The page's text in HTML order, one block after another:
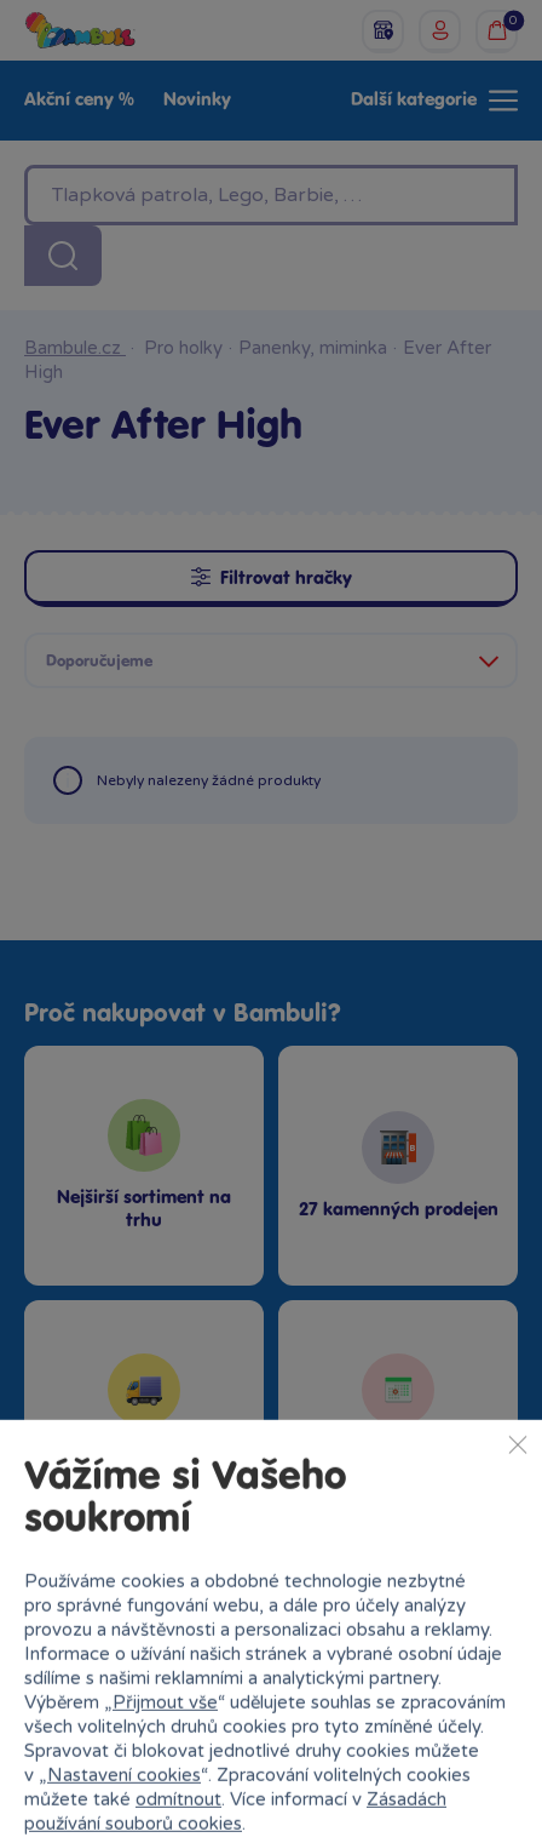
0
Akční ceny % Novinky
LEGO®
Baby Značky
Další kategorie
Bambule.cz · Pro holky · Panenky, miminka · Ever After
High
Ever After High
Filtrovat hračky
Nebyly nalezeny žádné produkty
Proč nakupovat v Bambuli?
Nejširší sortiment na
trhu
27 kamenných prodejen
Doprava zdarma od
1500 Kč
Speciální klubové ceny
Exkluzivní nabídky od partnerů
Vážíme si Vašeho
soukromí
Používáme cookies a obdobné technologie nezbytné
pro správné fungování webu, a dále pro účely analýzy
provozu a návštěvnosti a personalizaci obsahu a reklamy.
Informace o užívání našich stránek a vybrané osobní údaje
sdílíme s našimi reklamními a analytickými partnery.
Výběrem „Přijmout vše“ udělujete souhlas se zpracováním
všech volitelných druhů cookies pro tyto zmíněné účely.
Spravovat či blokovat jednotlivé druhy cookies můžete
v „Nastavení cookies“. Zpracování volitelných cookies
můžete také odmítnout. Více informací v Zásadách
používání souborů cookies.